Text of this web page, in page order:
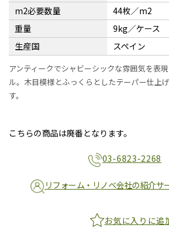
m2必要数量
44枚／m2
重量
9kg／ケース
生産国
スペイン
アンティークでシャビーシックな雰囲気を表
ル。木目模様とふっくらとしたテーパー仕上
す。
こちらの商品は廃番となります。
03-6823-2268
リフォーム・リノベ会社の紹介サ
お気に入りに追